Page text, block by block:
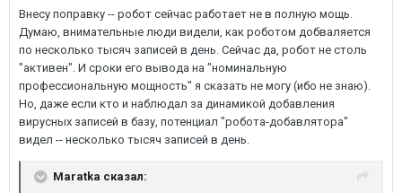
Внесу поправку -- робот сейчас работает не в полную мощь.
Думаю, внимательные люди видели, как роботом добваляется
по несколько тысяч записей в день. Сейчас да, робот не столь
"активен". И сроки его вывода на "номинальную
профессиональную мощность" я сказать не могу (ибо не знаю).
Но, даже если кто и наблюдал за динамикой добавления
вирусных записей в базу, потенциал "робота-добавлятора"
видел -- несколько тысяч записей в день.
Maratka сказал: